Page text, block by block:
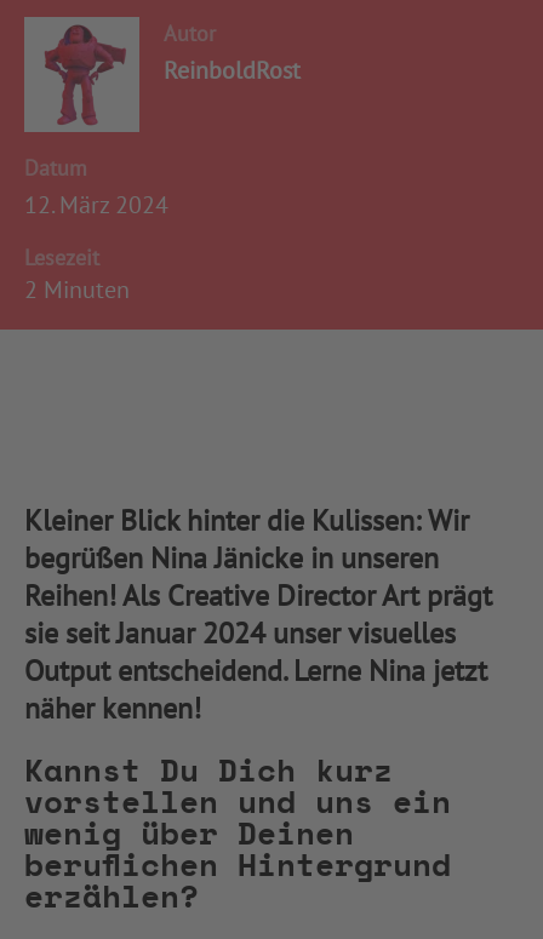
Autor
ReinboldRost
Datum
12. März 2024
Lesezeit
2 Minuten
Kleiner Blick hinter die Kulissen: Wir
begrüßen Nina Jänicke in unseren
Reihen! Als Creative Director Art prägt
sie seit Januar 2024 unser visuelles
Output entscheidend. Lerne Nina jetzt
näher kennen!
Kannst Du Dich kurz
vorstellen und uns ein
wenig über Deinen
beruflichen Hintergrund
erzählen?